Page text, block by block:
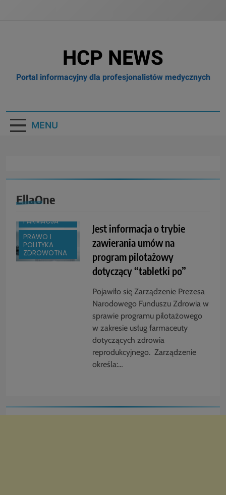
HCP NEWS
Portal informacyjny dla profesjonalistów medycznych
MENU
EllaOne
BOX
FARMACJA
PRAWO I
POLITYKA
ZDROWOTNA
Jest informacja o trybie
zawierania umów na
program pilotażowy
dotyczący “tabletki po”
Pojawiło się Zarządzenie Prezesa
Narodowego Funduszu Zdrowia w
sprawie programu pilotażowego
w zakresie usług farmaceuty
dotyczących zdrowia
reprodukcyjnego. Zarządzenie
określa:…